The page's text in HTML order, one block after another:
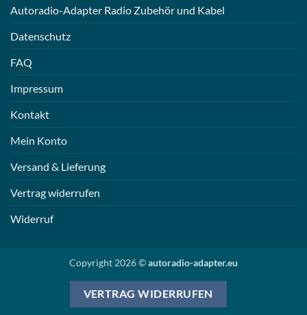
Autoradio-Adapter Radio Zubehör und Kabel
Datenschutz
FAQ
Impressum
Kontakt
Mein Konto
Versand & Lieferung
Vertrag widerrufen
Widerruf
Copyright 2026 ©autoradio-adapter.eu
VERTRAG WIDERRUFEN